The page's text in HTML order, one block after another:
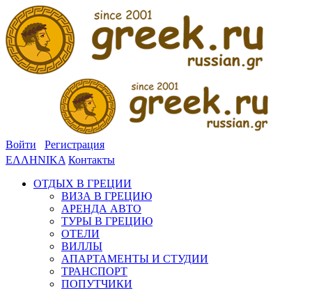
Войти
Регистрация
ΕΛΛΗΝΙΚΑ Контакты
ОТДЫХ В ГРЕЦИИ
ВИЗА В ГРЕЦИЮ
АРЕНДА АВТО
ТУРЫ В ГРЕЦИЮ
ОТЕЛИ
ВИЛЛЫ
АПАРТАМЕНТЫ И СТУДИИ
ТРАНСПОРТ
ПОПУТЧИКИ